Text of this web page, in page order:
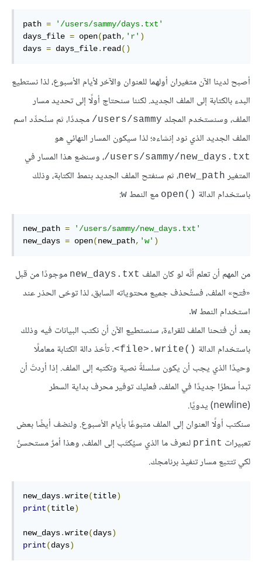
path =
'/users/sammy/days.txt'
days_file = open(path, 'r' )
days = days_file. read ()
أصبح لدينا الآن متغيران أولهما للعنوان والآخر لأيام الأسبوع، لذا نستطيع
البدء بالكتابة إلى الملف الجديد. لكننا سنحتاج أولًا إلى تحديد مسار
الملف، وسنستخدم المجلد ‎/users/sammy مجددًا، ثم سنُحدِّد اسم
الملف الجديد الذي نود إنشاءه؛ لذا سيكون المسار النهائي هو
‎/users/sammy/new_days.txt، وسنضع هذا المسار في
المتغير new_path، ثم سنفتح الملف الجديد بنمط الكتابة، وذلك
باستخدام الدالة open()‎ مع النمط w
:
new_path =
'/users/sammy/new_days.txt'
new_days = open(new_path, 'w' )
من المهم أن تعلم أنَّه لو كان الملف new_days.txt موجودًا من قبل
«فتح» الملف، فستُحذف جميع محتوياته السابق، لذا توخى الحذر عند
استخدام النمط w
.
بعد أن فتحنا الملف للقراءة، سنستطيع الآن أن نكتب البيانات فيه وذلك
باستخدام الدالة ‎<file>.write()‎. تأخذ دالة الكتابة معاملًا
وحيدًا الذي يجب أن يكون سلسلةً نصية وتكتبه إلى الملف. إذا أردتَ أن
تبدأ سطرًا جديدًا في الملف، فعليك توفير محرف بداية السطر
(newline) يدويًا.
سنكتب أولًا العنوان إلى الملف متبوعًا بأيام الأسبوع. ولنضف أيضًا بعض
تعبيرات print لنعرف ما الذي سيُكتَب إلى الملف، وهذا أمرٌ مستحسنٌ
لكي تتتبع مسار تنفيذ برنامجك.
new_days.write(title)
print(title)
new_days.write(days)
print(days)